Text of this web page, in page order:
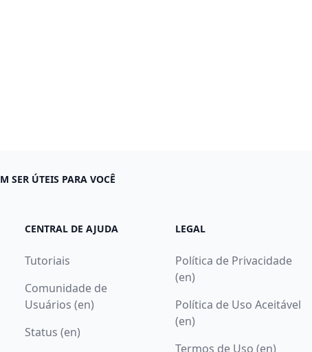
SER ÚTEIS PARA VOCÊ
CENTRAL DE AJUDA
Tutoriais
Comunidade de
Usuários (en)
Status (en)
LEGAL
Política de Privacidade
(en)
Política de Uso Aceitável
(en)
Termos de Uso (en)